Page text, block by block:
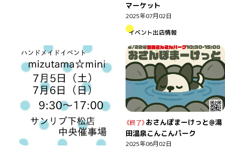
マーケット
2025年07月02日
イベント出店情報
おさんぽまーけっと@湯
田温泉こんこんパーク
2025年06月02日